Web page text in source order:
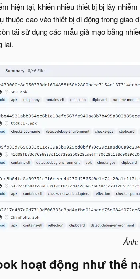
hiện tại, khiến nhiều thiết bị bị lây
thuộc cao vào thiết bị di động trong giao
tái sử dụng các mẫu giả mạo bằng
lai.
hoạt động như thế